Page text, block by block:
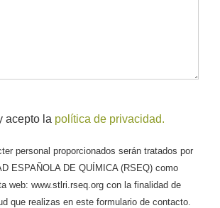
acepto la política de privacidad.
personal proporcionados serán tratados por
ESPAÑOLA DE QUÍMICA (RSEQ) como
web: www.stlri.rseq.org con la finalidad de
que realizas en este formulario de contacto.